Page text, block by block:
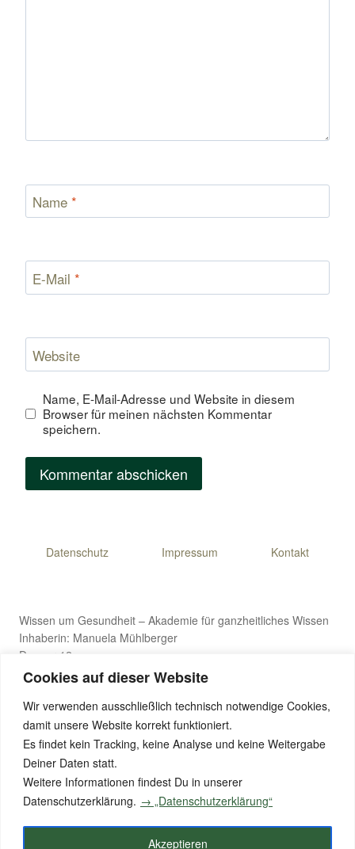
Cookies auf dieser Website
Wir verwenden ausschließlich technisch notwendige Cookies,
damit unsere Website korrekt funktioniert.
Es findet kein Tracking, keine Analyse und keine Weitergabe
Deiner Daten statt.
Weitere Informationen findest Du in unserer
Datenschutzerklärung. → „Datenschutzerklärung“
Akzeptieren
Name *
E-Mail *
Website
Name, E-Mail-Adresse und Website in diesem
Browser für meinen nächsten Kommentar
speichern.
Datenschutz Impressum Kontakt
Wissen um Gesundheit – Akademie für ganzheitliches Wissen
Inhaberin: Manuela Mühlberger
Danner 12
4971 Aurolzmünster, Österreich
E-Mail: wissen-um-gesundheit@gmx.de
Telefon: +43 176 8411 9281
© 2026 Wissen um Gesundheit – Alle Rechte vorbehalten